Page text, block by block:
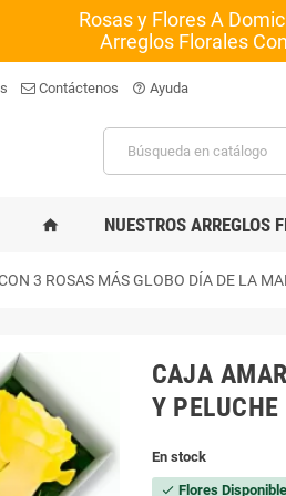
Rosas y Flores A
Arreglos Florales
Contáctenos help_outline Ayuda
home NUESTROS ARREGLOS
3 ROSAS MÁS GLOBO DÍA DE LA
CAJA
Y PELUCHE
En stock
check Flores